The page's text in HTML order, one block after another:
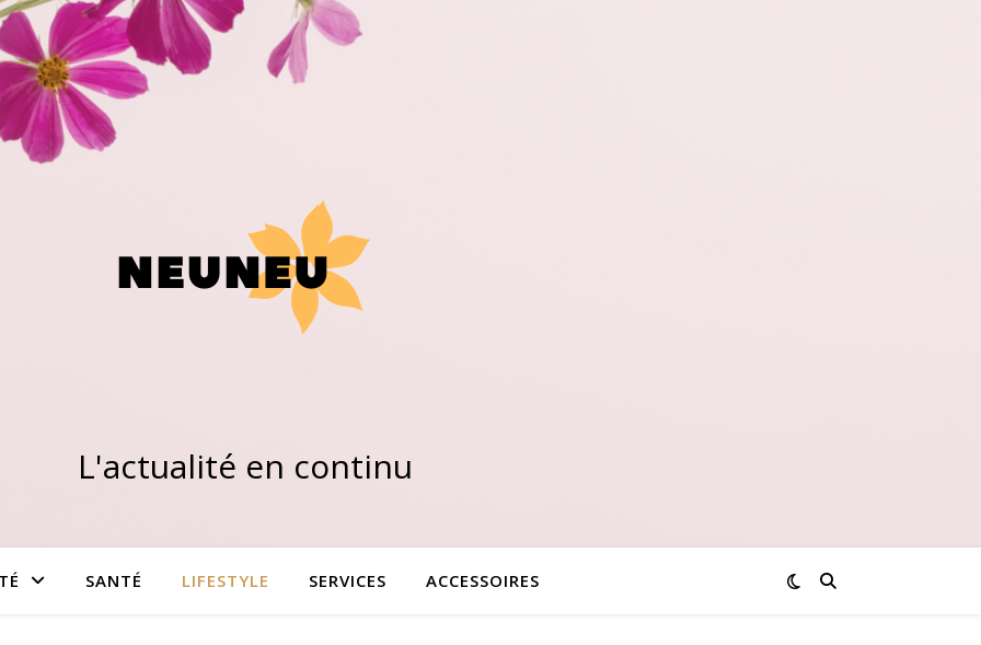
L'actualité en continu
SANTÉ LIFESTYLE SERVICES ACCESSOIRES